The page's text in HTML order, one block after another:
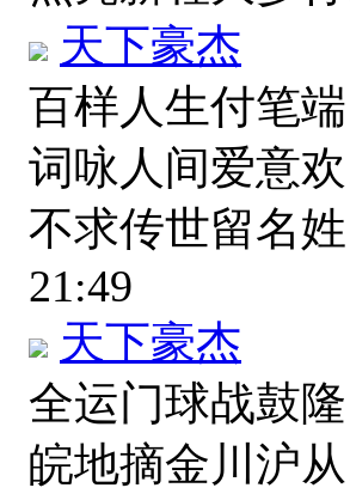
天下豪杰
百样人生付笔
词咏人间爱意
不求传世留名
21:49
天下豪杰
全运门球战鼓
皖地摘金川沪